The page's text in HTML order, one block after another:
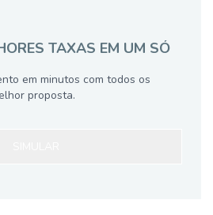
TAXAS EM UM SÓ
em minutos com todos os
proposta.